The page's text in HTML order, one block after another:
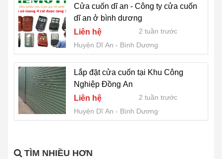
Cửa cuốn dĩ an - Công ty cửa cuốn
dĩ an ở bình dương
Liên hệ
2 tuần trước
Huyện Dĩ An
Bình Dương
Lắp đặt cửa cuốn tại Khu Công
Nghiệp Đồng An
Liên hệ
2 tuần trước
Huyện Dĩ An
Bình Dương
TÌM NHIỀU HƠN